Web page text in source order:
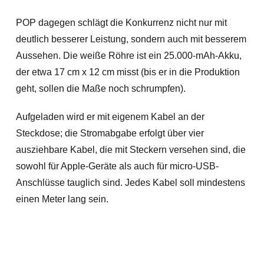
POP dagegen schlägt die Konkurrenz nicht nur mit
deutlich besserer Leistung, sondern auch mit besserem
Aussehen. Die weiße Röhre ist ein 25.000-mAh-Akku,
der etwa 17 cm x 12 cm misst (bis er in die Produktion
geht, sollen die Maße noch schrumpfen).
Aufgeladen wird er mit eigenem Kabel an der
Steckdose; die Stromabgabe erfolgt über vier
ausziehbare Kabel, die mit Steckern versehen sind, die
sowohl für Apple-Geräte als auch für micro-USB-
Anschlüsse tauglich sind. Jedes Kabel soll mindestens
einen Meter lang sein.